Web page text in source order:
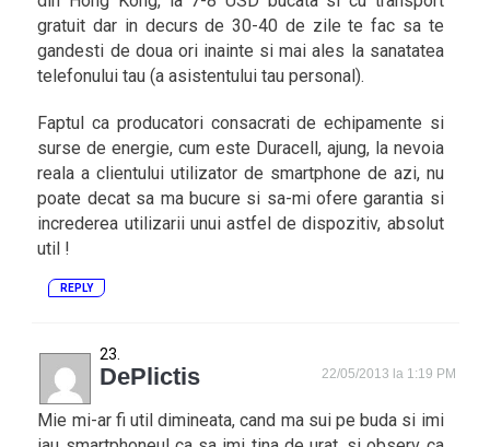
gratuit dar in decurs de 30-40 de zile te fac sa te
gandesti de doua ori inainte si mai ales la sanatatea
telefonului tau (a asistentului tau personal).
Faptul ca producatori consacrati de echipamente si
surse de energie, cum este Duracell, ajung, la nevoia
reala a clientului utilizator de smartphone de azi, nu
poate decat sa ma bucure si sa-mi ofere garantia si
increderea utilizarii unui astfel de dispozitiv, absolut
util !
REPLY
DePlictis 22/05/2013 la 1:19 PM
Mie mi-ar fi util dimineata, cand ma sui pe buda si imi